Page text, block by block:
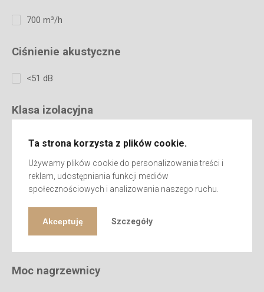
700 m³/h
Ciśnienie akustyczne
<51 dB
Klasa izolacyjna
Ozonator
Tak
Napiecie zasilania
Moc nagrzewnicy
Ta strona korzysta z plików cookie.
Używamy plików cookie do personalizowania treści i
reklam, udostępniania funkcji mediów
społecznościowych i analizowania naszego ruchu.
Akceptuję Szczegóły